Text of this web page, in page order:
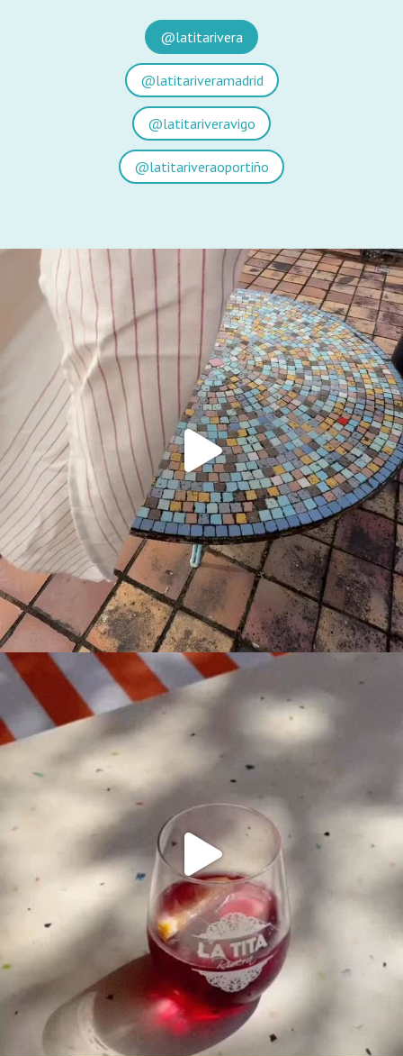
@latitarivera
@latitariveramadrid
@latitariveravigo
@latitariveraoportiño